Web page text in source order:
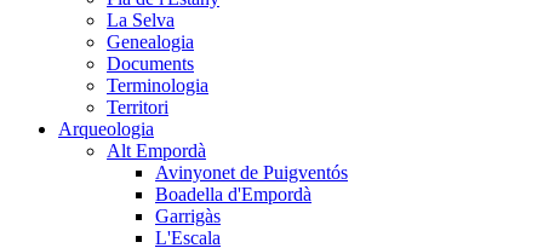
La Selva
Genealogia
Documents
Terminologia
Territori
Arqueologia
Alt Empordà
Avinyonet de Puigventós
Boadella d'Empordà
Garrigàs
L'Escala